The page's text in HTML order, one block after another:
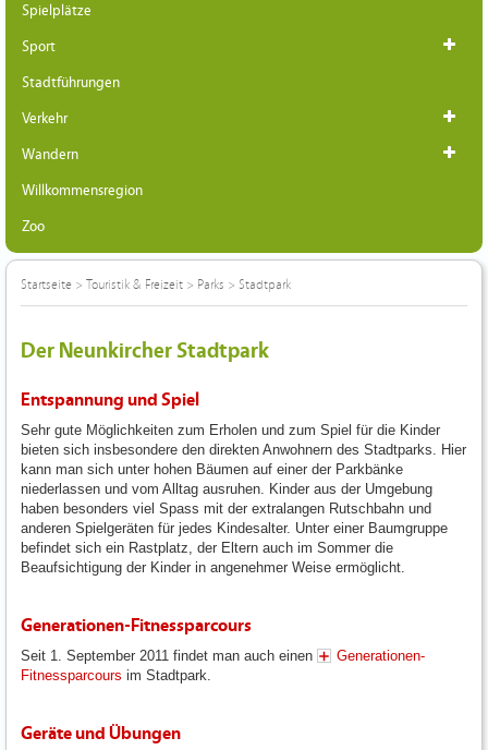
Spielplätze
Sport
Stadtführungen
Verkehr
Wandern
Willkommensregion
Zoo
Startseite > Touristik & Freizeit > Parks > Stadtpark
Der Neunkircher Stadtpark
Entspannung und Spiel
Sehr gute Möglichkeiten zum Erholen und zum Spiel für die Kinder
bieten sich insbesondere den direkten Anwohnern des Stadtparks. Hier
kann man sich unter hohen Bäumen auf einer der Parkbänke
niederlassen und vom Alltag ausruhen. Kinder aus der Umgebung
haben besonders viel Spass mit der extralangen Rutschbahn und
anderen Spielgeräten für jedes Kindesalter. Unter einer Baumgruppe
befindet sich ein Rastplatz, der Eltern auch im Sommer die
Beaufsichtigung der Kinder in angenehmer Weise ermöglicht.
Generationen-Fitnessparcours
Seit 1. September 2011 findet man auch einen
Generationen-
Fitnessparcours im Stadtpark.
Geräte und Übungen